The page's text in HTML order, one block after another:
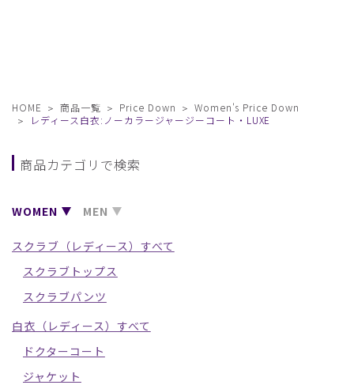
HOME 商品一覧 Price Down
Women's Price Down
レディース白衣:ノーカラージャージーコート・LUXE
商品カテゴリで検索
WOMEN MEN
スクラブ（レディース）すべて
スクラブトップス
スクラブパンツ
白衣（レディース）すべて
ドクターコート
ジャケット